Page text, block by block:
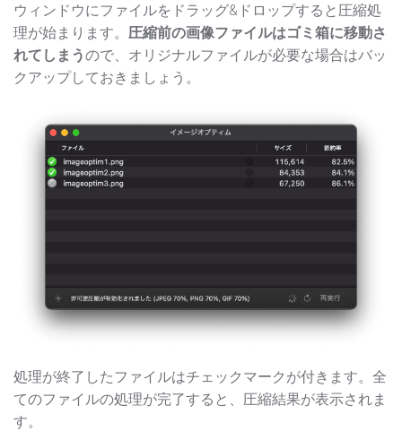
ウィンドウにファイルをドラッグ&ドロップすると圧縮処
理が始まります。 圧縮前の画像ファイルはゴミ箱に移動さ
れてしまうので、オリジナルファイルが必要な場合はバッ
クアップしておきましょう。
処理が終了したファイルはチェックマークが付きます。全
てのファイルの処理が完了すると、圧縮結果が表示されま
す。